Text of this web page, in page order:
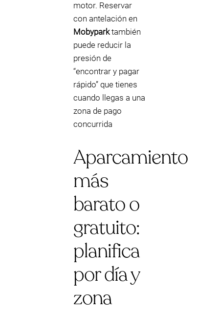
motor. Reservar
con antelación en
Mobyparktambién
puede reducir la
presión de
“encontrar y pagar
rápido” que tienes
cuando llegas a una
zona de pago
concurrida
Aparcamiento
más
barato o
gratuito:
planifica
por día y
zona